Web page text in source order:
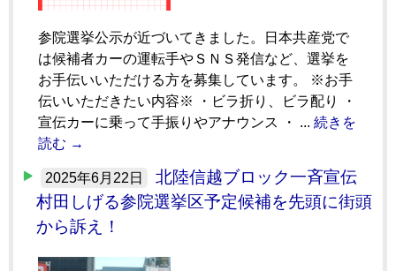
参院選挙公示が近づいてきました。日本共産党で
は候補者カーの運転手やＳＮＳ発信など、選挙を
お手伝いいただける方を募集しています。 ※お手
伝いいただきたい内容※ ・ビラ折り、ビラ配り ・
宣伝カーに乗って手振りやアナウンス ・ ... 続きを
読む →
2025年6月22日
北陸信越ブロック一斉宣伝
村田しげる参院選挙区予定候補を先頭に街頭
から訴え！